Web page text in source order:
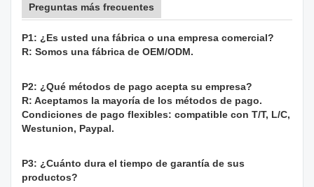
Preguntas más frecuentes
P1: ¿Es usted una fábrica o una empresa comercial?
R: Somos una fábrica de OEM/ODM.
P2: ¿Qué métodos de pago acepta su empresa?
R: Aceptamos la mayoría de los métodos de pago.
Condiciones de pago flexibles: compatible con T/T, L/C,
Westunion, Paypal.
P3: ¿Cuánto dura el tiempo de garantía de sus
productos?